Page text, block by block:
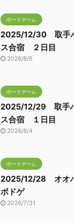
ボードゲーム
2025/12/30 取手
ス合宿 ２日目
2026/8/6
ボードゲーム
2025/12/29 取手
ス合宿 １日目
2026/8/4
ボードゲーム
2025/12/28 オオ
ボドゲ
2026/7/31